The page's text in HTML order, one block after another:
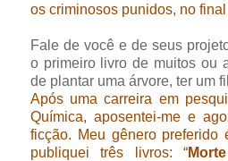
os criminosos punidos, no
Fale de você e de seus
o primeiro livro de muitos ou
de plantar uma árvore, ter um
Após uma carreira em
Química, aposentei-me e
ficção. Meu gênero
publiquei três livros: “